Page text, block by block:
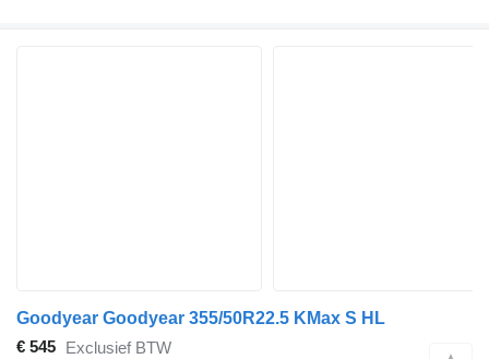
Goodyear Goodyear 355/50R22.5 KMax S HL
€ 545 Exclusief BTW